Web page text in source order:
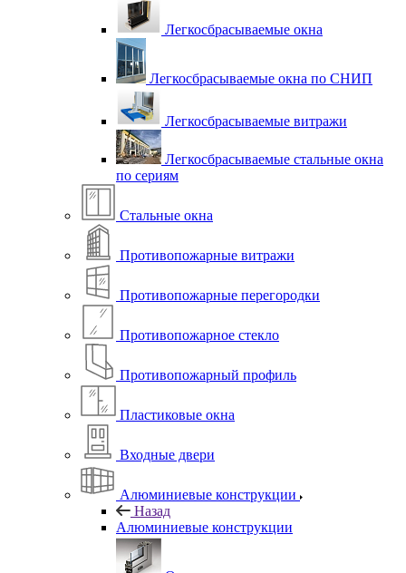
Легкосбрасываемые окна
Легкосбрасываемые окна по СНИП
Легкосбрасываемые витражи
Легкосбрасываемые стальные окна
по сериям
Стальные окна
Противопожарные витражи
Противопожарные перегородки
Противопожарное стекло
Противопожарный профиль
Пластиковые окна
Входные двери
Алюминиевые конструкции
Назад
Алюминиевые конструкции